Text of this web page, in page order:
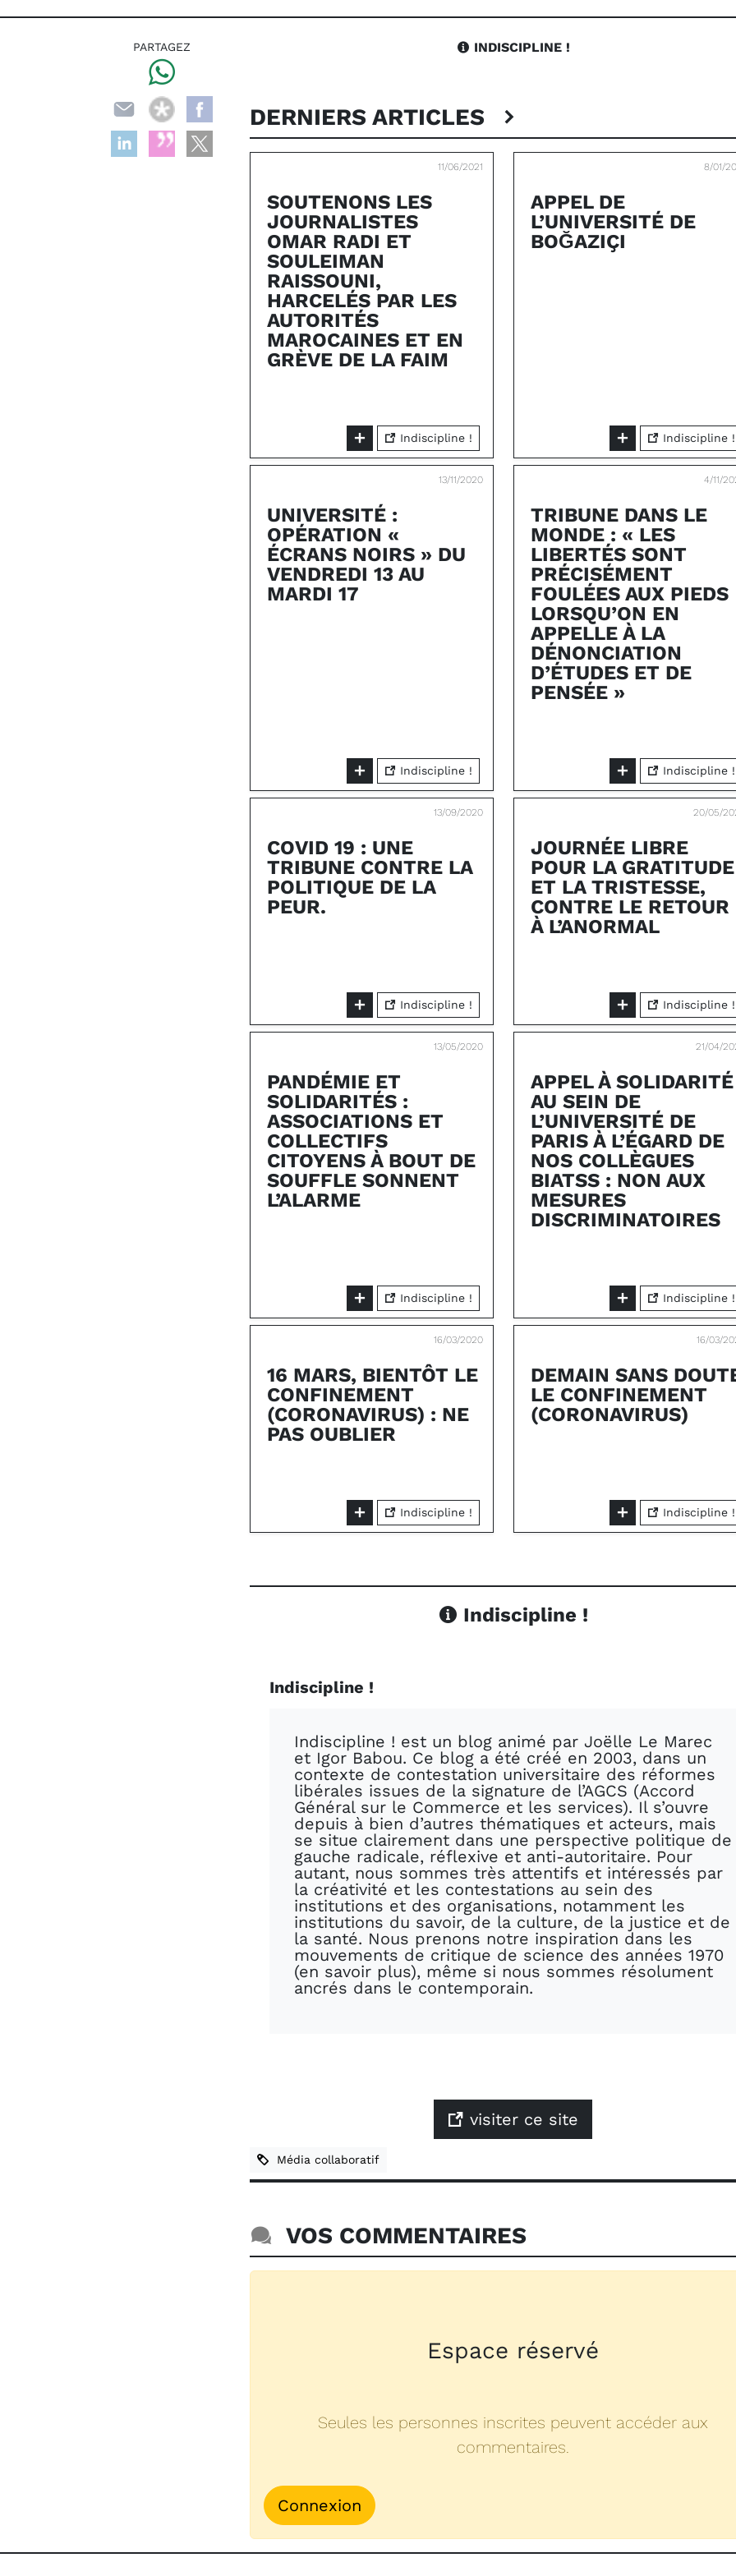
INDISCIPLINE !
DERNIERS ARTICLES
11/06/2021
SOUTENONS LES
JOURNALISTES
OMAR RADI ET
SOULEIMAN
RAISSOUNI,
HARCELÉS PAR LES
AUTORITÉS
MAROCAINES ET EN
GRÈVE DE LA FAIM
Indiscipline !
8/01/
APPEL DE
L’UNIVERSITÉ DE
BOĞAZIÇI
Indiscipline !
13/11/2020
UNIVERSITÉ :
OPÉRATION «
ÉCRANS NOIRS » DU
VENDREDI 13 AU
MARDI 17
Indiscipline !
4/11/
TRIBUNE DANS LE
MONDE : « LES
LIBERTÉS SONT
PRÉCISÉMENT
FOULÉES AUX PIEDS
LORSQU’ON EN
APPELLE À LA
DÉNONCIATION
D’ÉTUDES ET DE
PENSÉE »
Indiscipline !
13/09/2020
COVID 19 : UNE
TRIBUNE CONTRE LA
POLITIQUE DE LA
PEUR.
Indiscipline !
20/05/
JOURNÉE LIBRE
POUR LA GRATITUDE
ET LA TRISTESSE,
CONTRE LE RETOUR
À L’ANORMAL
Indiscipline !
13/05/2020
PANDÉMIE ET
SOLIDARITÉS :
ASSOCIATIONS ET
COLLECTIFS
CITOYENS À BOUT DE
SOUFFLE SONNENT
L’ALARME
Indiscipline !
21/04/
APPEL À SOLIDARITÉ
AU SEIN DE
L’UNIVERSITÉ DE
PARIS À L’ÉGARD DE
NOS COLLÈGUES
BIATSS : NON AUX
MESURES
DISCRIMINATOIRES
Indiscipline !
16/03/2020
16 MARS, BIENTÔT LE
CONFINEMENT
(CORONAVIRUS) : NE
PAS OUBLIER
Indiscipline !
16/03/
DEMAIN SANS
LE CONFINEMENT
(CORONAVIRUS)
Indiscipline !
Indiscipline !
Indiscipline !
Indiscipline ! est un blog animé par Joëlle Le Marec
et Igor Babou. Ce blog a été créé en 2003, dans un
contexte de contestation universitaire des réformes
libérales issues de la signature de l’AGCS (Accord
Général sur le Commerce et les services). Il s’ouvre
depuis à bien d’autres thématiques et acteurs, mais
se situe clairement dans une perspective politique de
gauche radicale, réflexive et anti-autoritaire. Pour
autant, nous sommes très attentifs et intéressés par
la créativité et les contestations au sein des
institutions et des organisations, notamment les
institutions du savoir, de la culture, de la justice et de
la santé. Nous prenons notre inspiration dans les
mouvements de critique de science des années 1970
(en savoir plus), même si nous sommes résolument
ancrés dans le contemporain.
visiter ce site
Média collaboratif
VOS COMMENTAIRES
Espace réservé
Seules les personnes inscrites peuvent accéder aux
commentaires.
Connexion
PARTAGEZ